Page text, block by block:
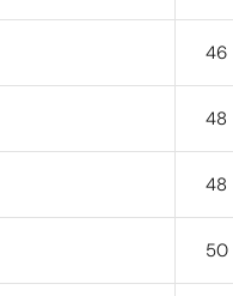
46
48
48
50